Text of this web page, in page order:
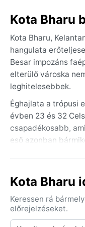
Kota Bharu
Kota Bharu,
hangulata
Besar impozáns
elterülő városka
leghitelesebbek.
Éghajlata a trópusi
évben 23 és 32
csapadékosabb,
eső azonban
még nem vált
február végéig erős
ezen részén. Hó
Kota Bharu
Keressen rá
előrejelzéseket.